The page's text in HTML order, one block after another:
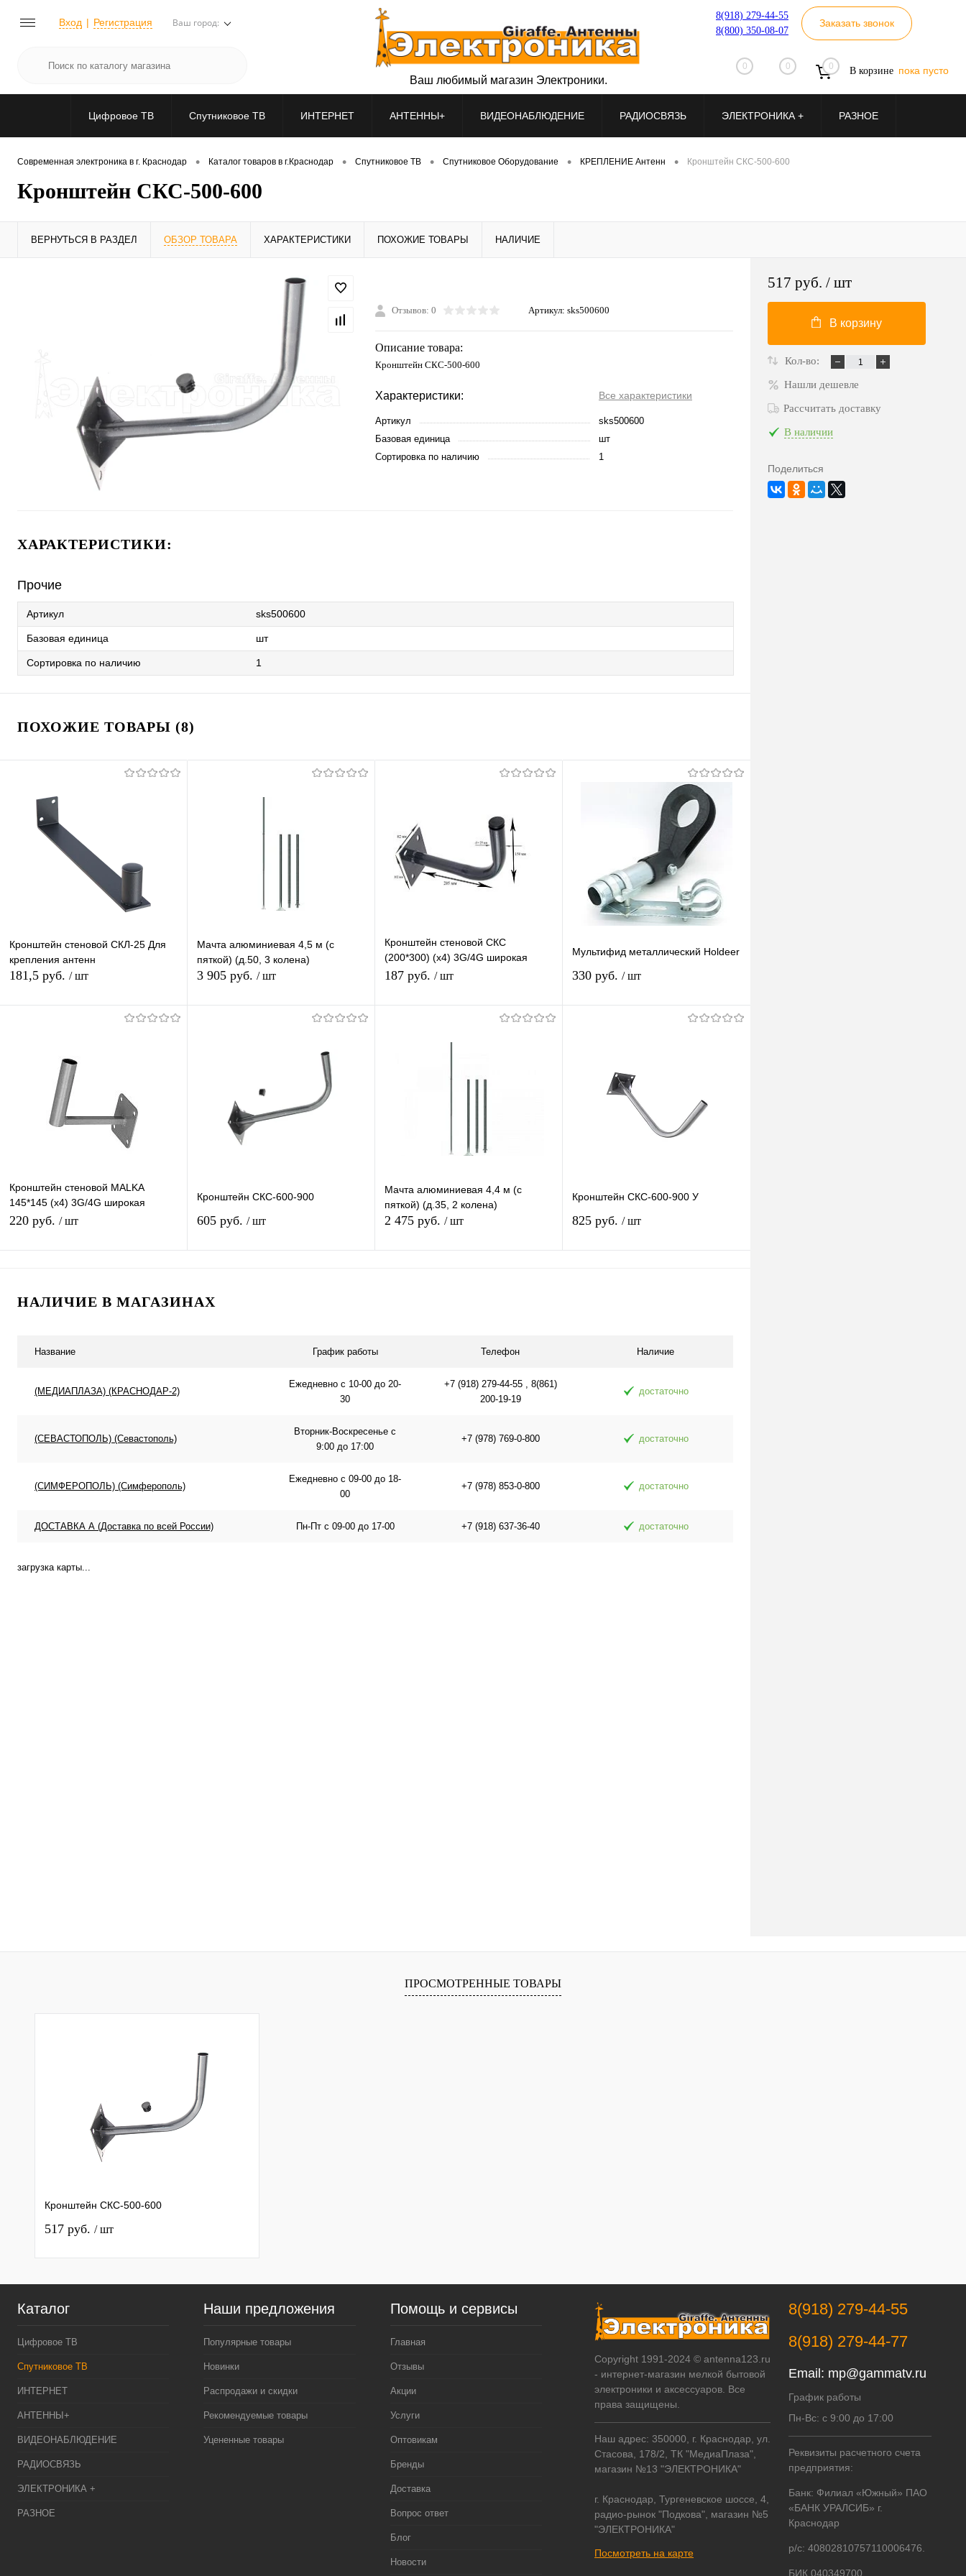
Вход Регистрация Ваш город:
8(918) 279-44-55
8(800) 350-08-07
Заказать звонок
0 0 0 В корзине пока пусто
Ваш любимый магазин Электроники.
Цифровое ТВ Спутниковое ТВ ИНТЕРНЕТ АНТЕННЫ+ ВИДЕОНАБЛЮДЕНИЕ РАДИОСВЯЗЬ ЭЛЕКТРОНИКА + РАЗНОЕ
Современная электроника в г. Краснодар • Каталог товаров в г.Краснодар • Спутниковое ТВ • Спутниковое Оборудование • КРЕПЛЕНИЕ Антенн • Кронштейн СКС-500-600
Кронштейн СКС-500-600
ВЕРНУТЬСЯ В РАЗДЕЛ ОБЗОР ТОВАРА ХАРАКТЕРИСТИКИ ПОХОЖИЕ ТОВАРЫ НАЛИЧИЕ
Отзывов: 0 Артикул: sks500600
Описание товара:
Кронштейн СКС-500-600
Характеристики: Все характеристики
Артикул
sks500600
Базовая единица
шт
Сортировка по наличию
1
ХАРАКТЕРИСТИКИ:
Прочие
Артикул sks500600
Базовая единица шт
Сортировка по наличию 1
ПОХОЖИЕ ТОВАРЫ (8)
Кронштейн стеновой СКЛ-25 Для
крепления антенн
181,5 руб. / шт
Купить в 1 клик
В избранное
Мачта алюминиевая 4,5 м (с
пяткой) (д.50, 3 колена)
3 905 руб. / шт
К сравнению
В избранное В наличии
Кронштейн стеновой СКС
(200*300) (х4) 3G/4G широкая
площадка
187 руб. / шт
Мультифид металлический Holdeer
330 руб. / шт
В избранное
Кронштейн стеновой MALKA
145*145 (х4) 3G/4G широкая
площадка
220 руб. / шт
Кронштейн СКС-600-900
605 руб. / шт
Мачта алюминиевая 4,4 м (с
пяткой) (д.35, 2 колена)
2 475 руб. / шт
Кронштейн СКС-600-900 У
825 руб. / шт
НАЛИЧИЕ В МАГАЗИНАХ
Название График работы Телефон Наличие
(МЕДИАПЛАЗА) (КРАСНОДАР-2)
Ежедневно с 10-00 до 20-
30
+7 (918) 279-44-55 , 8(861)
200-19-19
достаточно
(СЕВАСТОПОЛЬ) (Севастополь)
Вторник-Воскресенье с
9:00 до 17:00
+7 (978) 769-0-800 достаточно
(СИМФЕРОПОЛЬ) (Симферополь)
Ежедневно с 09-00 до 18-
00
+7 (978) 853-0-800 достаточно
ДОСТАВКА А (Доставка по всей России) Пн-Пт с 09-00 до 17-00 +7 (918) 637-36-40 достаточно
загрузка карты...
517 руб. / шт
В корзину
Кол-во:
Нашли дешевле
Рассчитать доставку
В наличии
Поделиться
ПРОСМОТРЕННЫЕ ТОВАРЫ
Кронштейн СКС-500-600
517 руб. / шт
Каталог
Цифровое ТВ
Спутниковое ТВ
ИНТЕРНЕТ
АНТЕННЫ+
ВИДЕОНАБЛЮДЕНИЕ
РАДИОСВЯЗЬ
ЭЛЕКТРОНИКА +
РАЗНОЕ
Наши предложения
Популярные товары
Новинки
Распродажи и скидки
Рекомендуемые товары
Уцененные товары
Помощь и сервисы
Главная
Отзывы
Акции
Услуги
Оптовикам
Бренды
Доставка
Вопрос ответ
Блог
Новости
Copyright 1991-2024 © antenna123.ru
- интернет-магазин мелкой бытовой
электроники и аксессуаров. Все
права защищены.
Наш адрес: 350000, г. Краснодар, ул.
Стасова, 178/2, ТК "МедиаПлаза",
магазин №13 "ЭЛЕКТРОНИКА"
г. Краснодар, Тургеневское шоссе, 4,
радио-рынок "Подкова", магазин №5
"ЭЛЕКТРОНИКА"
Посмотреть на карте
8(918) 279-44-55
8(918) 279-44-77
Email: mp@gammatv.ru
График работы
Пн-Вс: с 9:00 до 17:00
Реквизиты расчетного счета
предприятия:
Банк: Филиал «Южный» ПАО
«БАНК УРАЛСИБ» г.
Краснодар
р/с: 40802810757110006476.
БИК 040349700.